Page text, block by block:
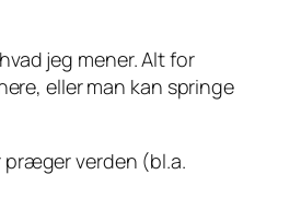
jeg mener. Alt for
eller man kan springe
verden (bl.a.